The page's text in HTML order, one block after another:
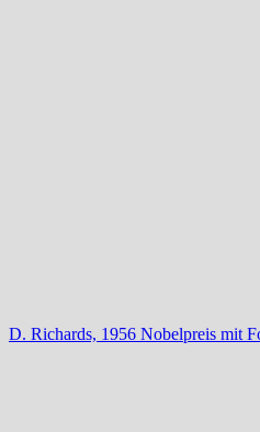
D. Richards, 1956 Nobelpreis mit